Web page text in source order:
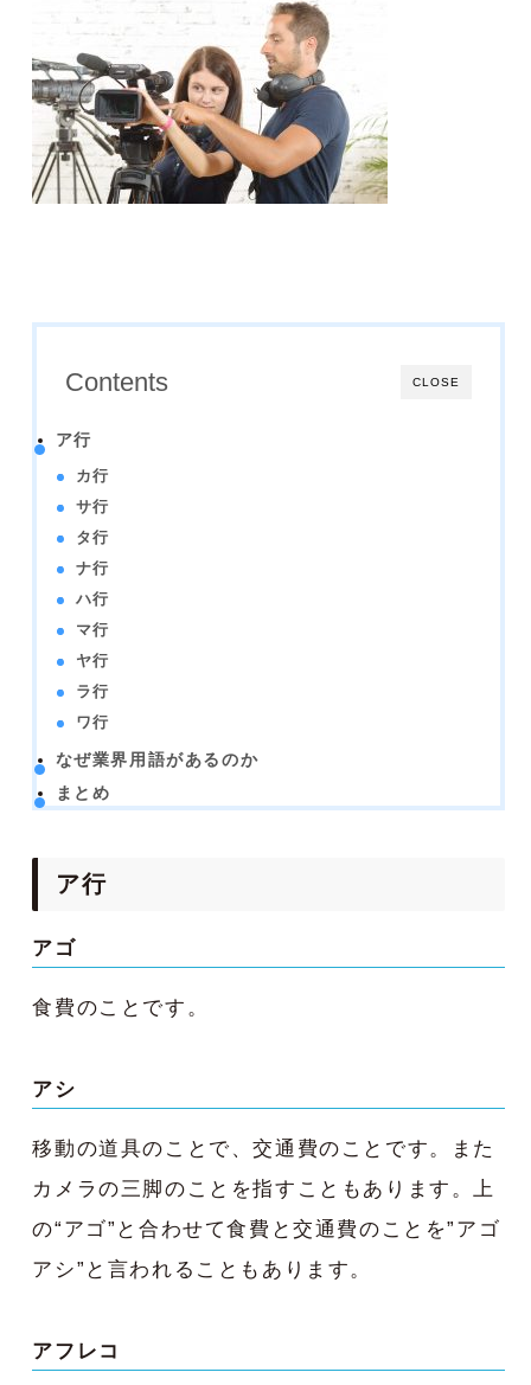
CLOSE
Contents
ア行
カ行
サ行
タ行
ナ行
ハ行
マ行
ヤ行
ラ行
ワ行
なぜ業界用語があるのか
まとめ
ア行
アゴ
食費のことです。
アシ
移動の道具のことで、交通費のことです。また
カメラの三脚のことを指すこともあります。上
の“アゴ”と合わせて食費と交通費のことを”アゴ
アシ”と言われることもあります。
アフレコ